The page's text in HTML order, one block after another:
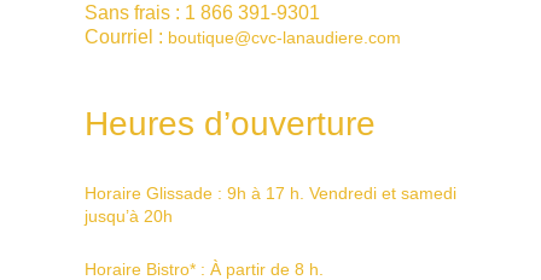
Sans frais : 1 866 391-9301
Courriel : boutique@cvc-lanaudiere.com
Heures d’ouverture
Horaire Glissade : 9h à 17 h. Vendredi et samedi
jusqu’à 20h
Horaire Bistro* : À partir de 8 h.